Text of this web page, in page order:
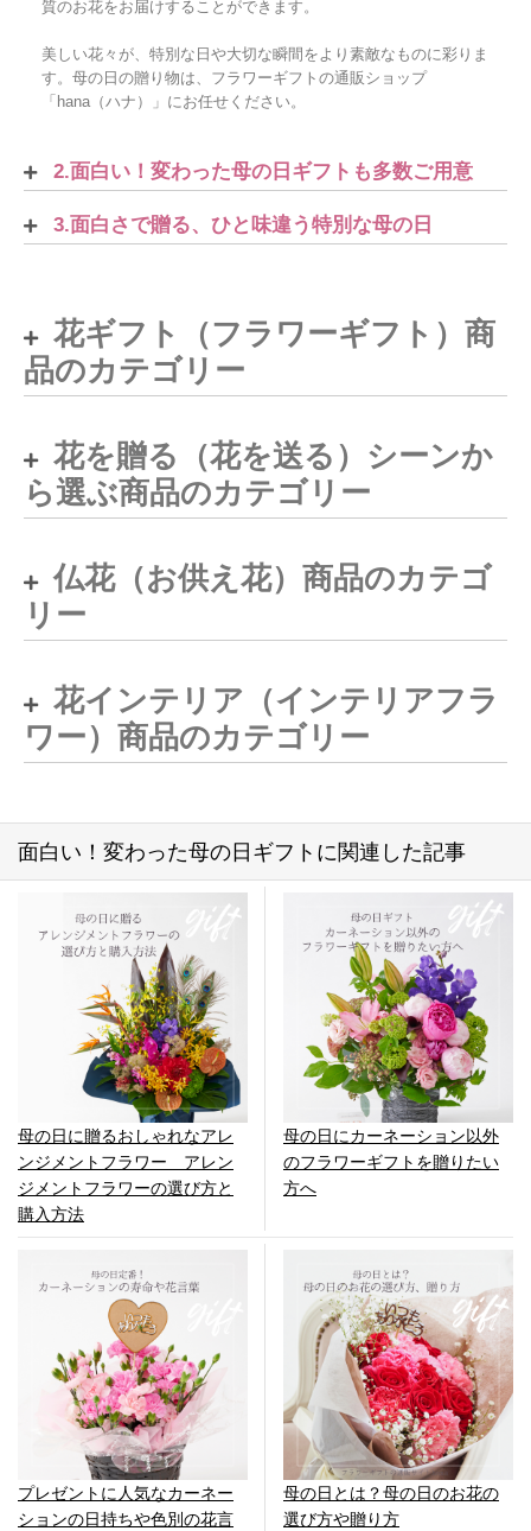
質のお花をお届けすることができます。
美しい花々が、特別な日や大切な瞬間をより素敵なものに彩りま
す。母の日の贈り物は、フラワーギフトの通販ショップ
「hana（ハナ）」にお任せください。
2.面白い！変わった母の日ギフトも多数ご用意
3.面白さで贈る、ひと味違う特別な母の日
花ギフト（フラワーギフト）商
品のカテゴリー
花を贈る（花を送る）シーンか
ら選ぶ商品のカテゴリー
仏花（お供え花）商品のカテゴ
リー
花インテリア（インテリアフラ
ワー）商品のカテゴリー
面白い！変わった母の日ギフトに関連した記事
母の日に贈るおしゃれなアレ
ンジメントフラワー アレン
ジメントフラワーの選び方と
購入方法
母の日にカーネーション以外
のフラワーギフトを贈りたい
方へ
プレゼントに人気なカーネー
ションの日持ちや色別の花言
母の日とは？母の日のお花の
選び方や贈り方